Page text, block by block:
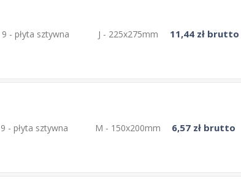
9 - płyta sztywna J - 225x275mm 11,44 zł brutto
9 - płyta sztywna M - 150x200mm 6,57 zł brutto